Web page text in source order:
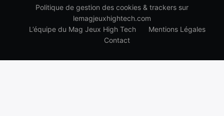
Politique de gestion des cookies & trackers sur
lemagjeuxhightech.com
L’équipe du Mag Jeux High Tech
Mentions Légales
Contact